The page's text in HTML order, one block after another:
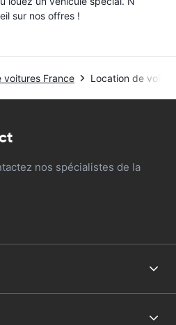
sur nos offres !
voitures France Location de
nos spécialistes de la